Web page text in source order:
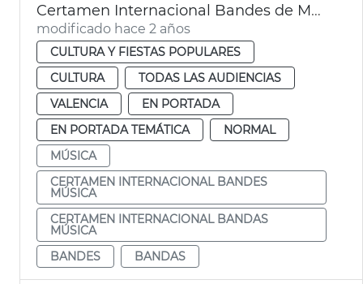
Certamen Internacional Bandes de Música
modificado hace 2 años
CULTURA Y FIESTAS POPULARES
CULTURA
TODAS LAS AUDIENCIAS
VALENCIA
EN PORTADA
EN PORTADA TEMÁTICA
NORMAL
MÚSICA
CERTAMEN INTERNACIONAL BANDES
MÚSICA
CERTAMEN INTERNACIONAL BANDAS
MÚSICA
BANDES
BANDAS